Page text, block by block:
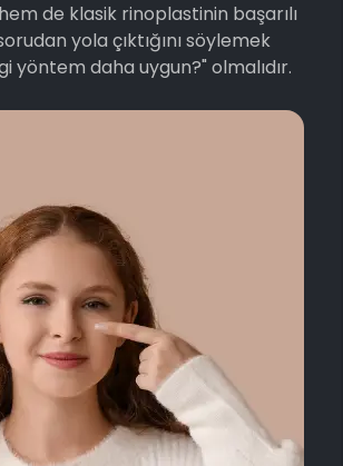
de klasik rinoplastinin başarılı
yola çıktığını söylemek
daha uygun?" olmalıdır.